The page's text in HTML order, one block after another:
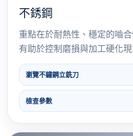
不銹鋼
重點在於耐熱性、穩定的嚙
有助於控制磨損與加工硬化
瀏覽不鏽鋼立銑刀
檢查參數